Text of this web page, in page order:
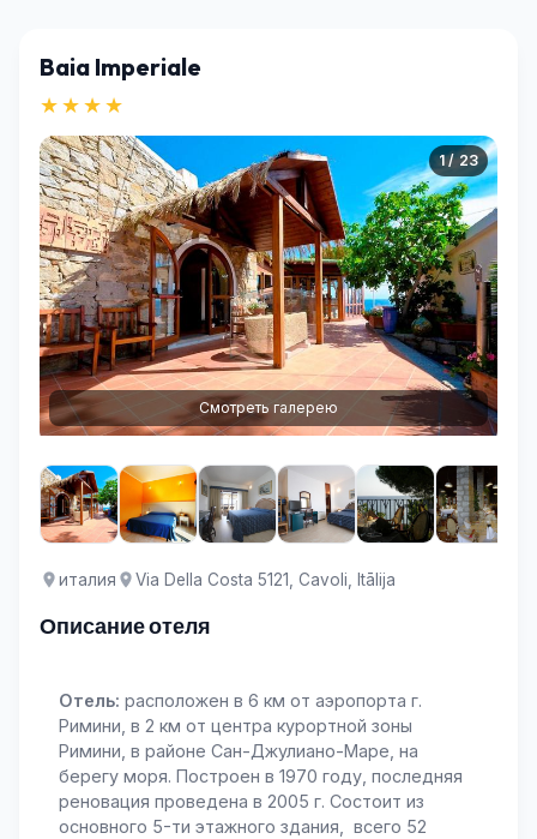
Baia Imperiale
★★★★
1 / 23
Смотреть галерею
италия Via Della Costa 5121, Cavoli, Itālija
Описание отеля
Отель: расположен в 6 км от аэропорта г.
Римини, в 2 км от центра курортной зоны
Римини, в районе Сан-Джулиано-Маре, на
берегу моря. Построен в 1970 году, последняя
реновация проведена в 2005 г. Состоит из
основного 5-ти этажного здания, всего 52